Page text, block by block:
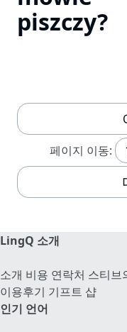
piszczy?
페이지 이동:
LingQ 소개
소개 비용 연락처 스티브
이용후기 기프트 샵
인기 언어